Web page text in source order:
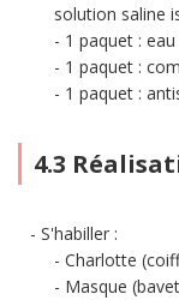
solution saline
1 paquet :
1 paquet :
1 paquet :
4.3
S'habiller :
Charlotte
Masque